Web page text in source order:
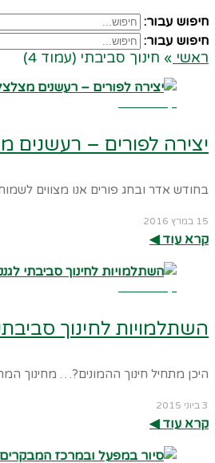
חיפוש עבור:
חיפוש עבור:
ראשי » חינוך סביבתי (עמוד 4)
יצירה לפורים – רעשנים
בחודש אדר ובחג פורים אנו מצווים
15 במרץ 2016
קרא עוד ◀︎
השתלמויות לחינוך
היכן מתחיל חינוך ההמונים?… מחינוך
3 ביוני 2015
קרא עוד ◀︎